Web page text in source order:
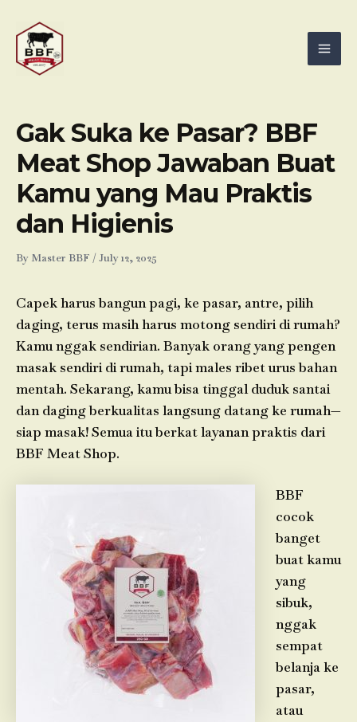
content
Gak Suka ke Pasar? BBF
Meat Shop Jawaban Buat
Kamu yang Mau Praktis
dan Higienis
By Master BBF /July 12, 2025
Capek harus bangun pagi, ke pasar, antre, pilih
daging, terus masih harus motong sendiri di rumah?
Kamu nggak sendirian. Banyak orang yang pengen
masak sendiri di rumah, tapi males ribet urus bahan
mentah. Sekarang, kamu bisa tinggal duduk santai
dan daging berkualitas langsung datang ke rumah—
siap masak! Semua itu berkat layanan praktis dari
BBF Meat Shop.
BBF
cocok
banget
buat kamu
yang
sibuk,
nggak
sempat
belanja ke
pasar,
atau